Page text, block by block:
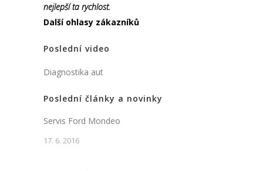
nejlepší ta rychlost.
Další ohlasy zákazníků
Poslední video
Diagnostika aut
Poslední články a novinky
Servis Ford Mondeo
17. 6. 2016